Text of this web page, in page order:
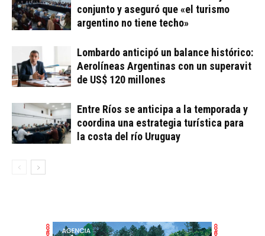
conjunto y aseguró que «el turismo
argentino no tiene techo»
Lombardo anticipó un balance histórico:
Aerolíneas Argentinas con un superavit
de US$ 120 millones
Entre Ríos se anticipa a la temporada y
coordina una estrategia turística para
la costa del río Uruguay